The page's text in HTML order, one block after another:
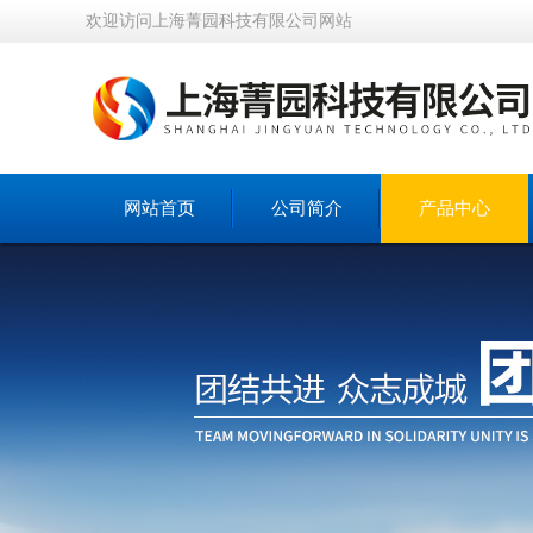
欢迎访问上海菁园科技有限公司网站
网站首页 公司简介 产品中心